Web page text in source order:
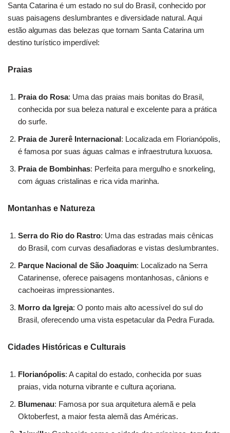
Santa Catarina é um estado no sul do Brasil, conhecido por
suas paisagens deslumbrantes e diversidade natural. Aqui
estão algumas das belezas que tornam Santa Catarina um
destino turístico imperdível:
Praias
Praia do Rosa: Uma das praias mais bonitas do Brasil,
conhecida por sua beleza natural e excelente para a prática
do surfe.
Praia de Jurerê Internacional: Localizada em Florianópolis,
é famosa por suas águas calmas e infraestrutura luxuosa.
Praia de Bombinhas: Perfeita para mergulho e snorkeling,
com águas cristalinas e rica vida marinha.
Montanhas e Natureza
Serra do Rio do Rastro: Uma das estradas mais cênicas
do Brasil, com curvas desafiadoras e vistas deslumbrantes.
Parque Nacional de São Joaquim: Localizado na Serra
Catarinense, oferece paisagens montanhosas, cânions e
cachoeiras impressionantes.
Morro da Igreja: O ponto mais alto acessível do sul do
Brasil, oferecendo uma vista espetacular da Pedra Furada.
Cidades Históricas e Culturais
Florianópolis: A capital do estado, conhecida por suas
praias, vida noturna vibrante e cultura açoriana.
Blumenau: Famosa por sua arquitetura alemã e pela
Oktoberfest, a maior festa alemã das Américas.